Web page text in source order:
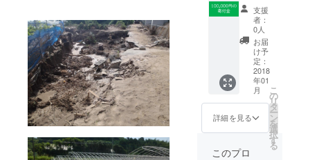
かフィ
ナン
シャル
グルー
プより
お礼の
メッ
セージ
をお送
りしま
す。
支援
者：
0人
お届
け予
定：
2018
年01
月
詳細を見る
こ
の
リ
タ
ー
ン
を
選
択
す
る
このプロ